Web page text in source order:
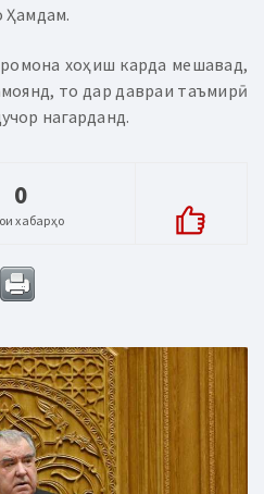
Ҳамдам.
хоҳиш карда мешавад,
то дар давраи таъмирӣ
нагарданд.
0
хабарҳо